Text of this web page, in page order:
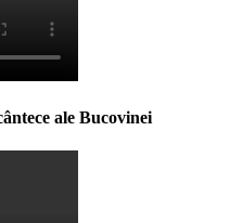
ale Bucovinei